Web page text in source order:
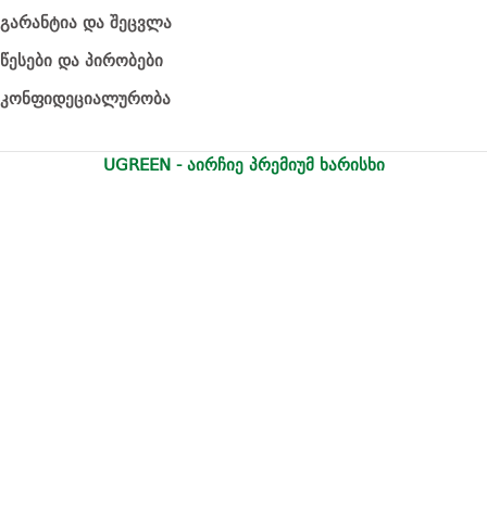
გარანტია და შეცვლა
წესები და პირობები
კონფიდეციალურობა
UGREEN - აირჩიე პრემიუმ ხარისხი